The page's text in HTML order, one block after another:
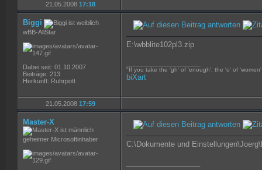
21.05.2008 17:18
Biggi
wBB-AllStar
Dabei seit: 01.10.2007
Beiträge: 213
Herkunft: Ruhrpott
E:\wbblite102pl3.zip
"If you take the 'gh' of 'enough', the 'o' of
biXart
21.05.2008 17:59
Master-X
geheimer Microsoftinhaber
C:\Dokumente und